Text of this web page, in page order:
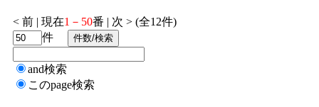
< 前 | 現在1－50番 | 次 > (全12件)
件
and検索
このpage検索